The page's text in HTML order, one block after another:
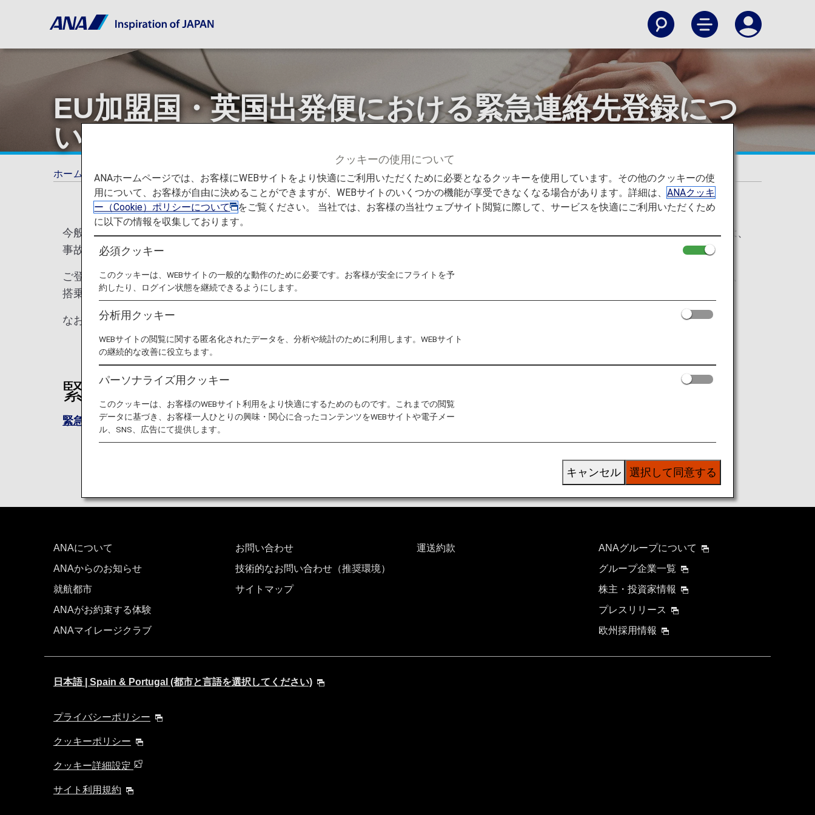
EU加盟国・英国出発便における緊急連絡先登録につ
いて
ホーム ご旅行の準備 各国の特別なお知らせ EU加盟国・英国出発便における緊急連絡先登録について
今般EU（欧州連合）・英国の法律に基づき、EU加盟国・英国を出発するANA運航便にご搭乗いただく際、お客様がご希望される場合には、
事故時の緊急連絡先を登録させていただくことになりました。
ご登録をご希望されるお客様は、以下より緊急連絡先登録フォームを印刷し、必要事項をご記入のうえ、EU加盟国・英国を出発する当日、
搭乗ゲートにて空港係員にお渡しください。
なお、お預かりした緊急連絡先はその他の商業目的では一切使用いたしません。
緊急連絡先登録フォームのダウンロード
緊急連絡先登録フォーム（PDF形式 / 76KB）
ANAについて
ANAからのお知らせ
就航都市
ANAがお約束する体験
ANAマイレージクラブ
お問い合わせ
技術的なお問い合わせ（推奨環境）
サイトマップ
運送約款
ANAグループについて
グループ企業一覧
株主・投資家情報
プレスリリース
欧州採用情報
日本語 | Spain & Portugal (都市と言語を選択してください)
プライバシーポリシー
クッキーポリシー
クッキー詳細設定
サイト利用規約
クッキーの使用について
ANAホームページでは、お客様にWEBサイトをより快適にご利用いただくために必要となるクッキーを使用しています。その他のクッキーの使
用について、お客様が自由に決めることができますが、WEBサイトのいくつかの機能が享受できなくなる場合があります。詳細は、ANAクッキ
ー（Cookie）ポリシーについて
をご覧ください。 当社では、お客様の当社ウェブサイト閲覧に際して、サービスを快適にご利用いただくため
に以下の情報を収集しております。
必須クッキー
このクッキーは、WEBサイトの一般的な動作のために必要です。お客様が安全にフライトを予
約したり、ログイン状態を継続できるようにします。
分析用クッキー
WEBサイトの閲覧に関する匿名化されたデータを、分析や統計のために利用します。WEBサイト
の継続的な改善に役立ちます。
パーソナライズ用クッキー
このクッキーは、お客様のWEBサイト利用をより快適にするためのものです。これまでの閲覧
データに基づき、お客様一人ひとりの興味・関心に合ったコンテンツをWEBサイトや電子メー
ル、SNS、広告にて提供します。
選択して同意する
キャンセル